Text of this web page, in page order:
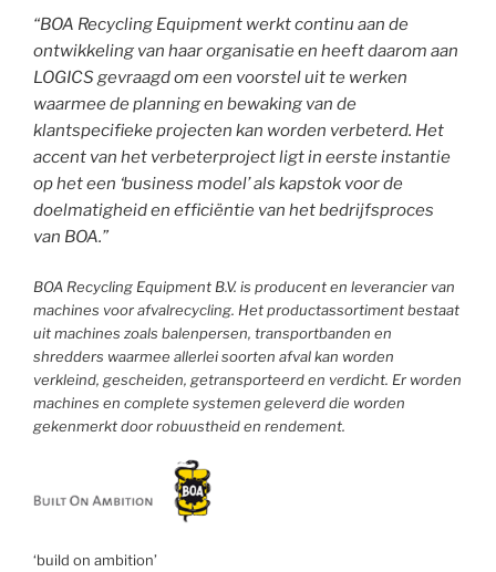
“BOA Recycling Equipment werkt continu aan de
ontwikkeling van haar organisatie en heeft daarom aan
LOGICS gevraagd om een voorstel uit te werken
waarmee de planning en bewaking van de
klantspecifieke projecten kan worden verbeterd. Het
accent van het verbeterproject ligt in eerste instantie
op het een ‘business model’ als kapstok voor de
doelmatigheid en efficiëntie van het bedrijfsproces
van BOA.”
BOA Recycling Equipment B.V. is producent en leverancier van
machines voor afvalrecycling. Het productassortiment bestaat
uit machines zoals balenpersen, transportbanden en
shredders waarmee allerlei soorten afval kan worden
verkleind, gescheiden, getransporteerd en verdicht. Er worden
machines en complete systemen geleverd die worden
gekenmerkt door robuustheid en rendement.
‘build on ambition’